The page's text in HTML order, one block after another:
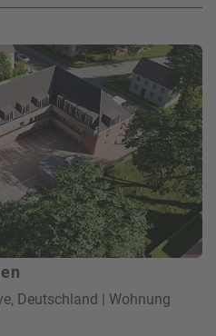
Deutschland | Wohnung